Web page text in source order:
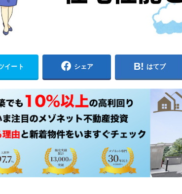
イート シェア はてブ